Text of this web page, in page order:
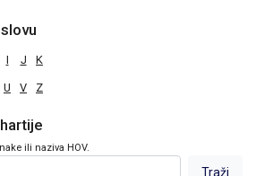
I J K
U V Z
ili naziva HOV.